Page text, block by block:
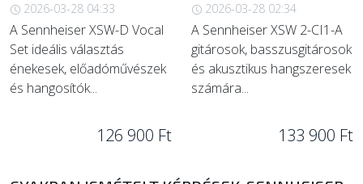
2026-03-28 04:33
A Sennheiser XSW-D Vocal
Set ideális választás
énekesek, előadóművészek
és hangosítók...
126 900 Ft
2026-03-28 02:34
A Sennheiser XSW 2-CI1-A
gitárosok, basszusgitárosok
és akusztikus hangszeresek
számára...
133 900 Ft